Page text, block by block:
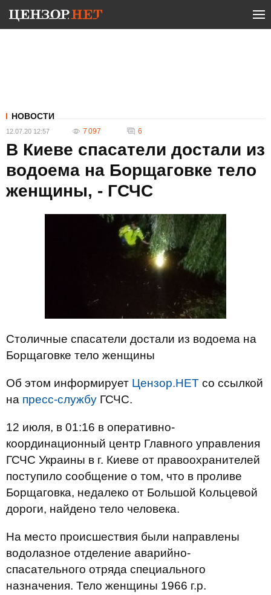
НОВОСТИ
12.07.20 12:57 7 097 6
В Киеве спасатели достали из
водоема на Борщаговке тело
женщины, - ГСЧС
Столичные спасатели достали из водоема на
Борщаговке тело женщины
Об этом информирует Цензор.НЕТ со ссылкой
на пресс-службу ГСЧС.
12 июля, в 01:16 в оперативно-
координационный центр Главного управления
ГСЧС Украины в г. Киеве от правоохранителей
поступило сообщение о том, что в проливе
Борщаговка, недалеко от Большой Кольцевой
дороги, найдено тело человека.
На место происшествия были направлены
водолазное отделение аварийно-
спасательного отряда специального
назначения. Тело женщины 1966 г.р.